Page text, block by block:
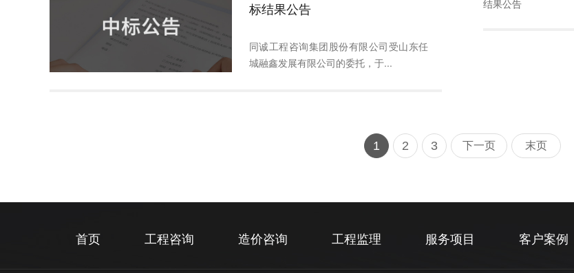
标结果公告
同诚工程咨询集团股份有限公司受山东任
城融鑫发展有限公司的委托，于...
1 2 3 下一页 末页
首页 工程咨询 造价咨询 工程监理 服务项目 客户案例